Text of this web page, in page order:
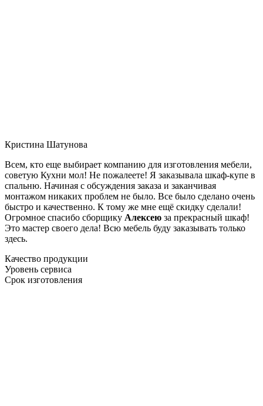
Кристина Шатунова
Всем, кто еще выбирает компанию для изготовления мебели,
советую Кухни мол! Не пожалеете! Я заказывала шкаф-купе в
спальню. Начиная с обсуждения заказа и заканчивая
монтажом никаких проблем не было. Все было сделано очень
быстро и качественно. К тому же мне ещё скидку сделали!
Огромное спасибо сборщику Алексею за прекрасный шкаф!
Это мастер своего дела! Всю мебель буду заказывать только
здесь.
Качество продукции
Уровень сервиса
Срок изготовления